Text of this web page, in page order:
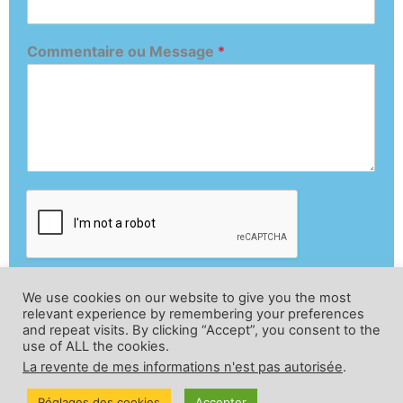
Commentaire ou Message *
Envoyer
We use cookies on our website to give you the most
relevant experience by remembering your preferences
and repeat visits. By clicking “Accept”, you consent to the
use of ALL the cookies.
La revente de mes informations n'est pas autorisée.